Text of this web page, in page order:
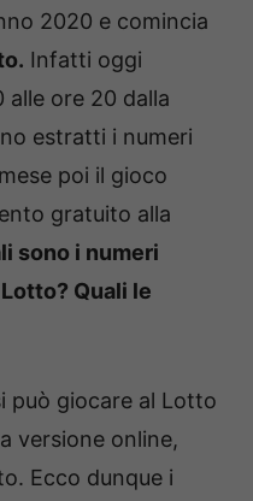
2020 e comincia
Infatti oggi
alle ore 20 dalla
estratti i numeri
poi il gioco
gratuito alla
sono i numeri
Quali le
può giocare al Lotto
versione online,
Ecco dunque i